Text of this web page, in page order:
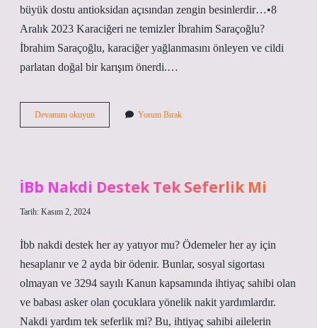
büyük dostu antioksidan açısından zengin besinlerdir…•8
Aralık 2023 Karaciğeri ne temizler İbrahim Saraçoğlu?
İbrahim Saraçoğlu, karaciğer yağlanmasını önleyen ve cildi
parlatan doğal bir karışım önerdi.…
Devamını okuyunDoğal
Yollarla
Yorum Bırak
İBb Nakdi Destek Tek Seferlik Mi
Tarih: Kasım 2, 2024
İbb nakdi destek her ay yatıyor mu? Ödemeler her ay için
hesaplanır ve 2 ayda bir ödenir. Bunlar, sosyal sigortası
olmayan ve 3294 sayılı Kanun kapsamında ihtiyaç sahibi olan
ve babası asker olan çocuklara yönelik nakit yardımlardır.
Nakdi yardım tek seferlik mi? Bu, ihtiyaç sahibi ailelerin